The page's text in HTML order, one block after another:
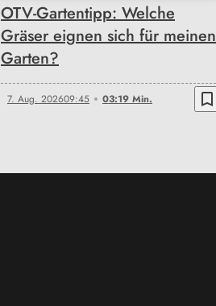
OTV-Gartentipp: Welche
Gräser eignen sich für meinen
Garten?
7. Aug. 202609:45 03:19 Min. bookmark_border